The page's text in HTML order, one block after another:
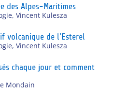
des Alpes-Maritimes
,Vincent Kulesza
volcanique de l’Esterel
,Vincent Kulesza
chaque jour et comment
Mondain